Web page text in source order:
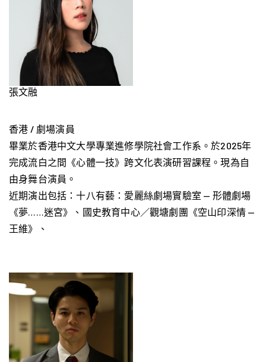
張文融
香港 / 劇場演員
畢業於香港中文大學專業進修學院社會工作系。於2025年
完成流白之間《心體一技》跨文化表演研習課程。現為自
由身舞台演員。
近期演出包括：十八有藝：愛麗絲劇場實驗室 — 形體劇場
《夢……迷宮》、國史教育中心／觀塘劇團《空山印深情 —
王維》、